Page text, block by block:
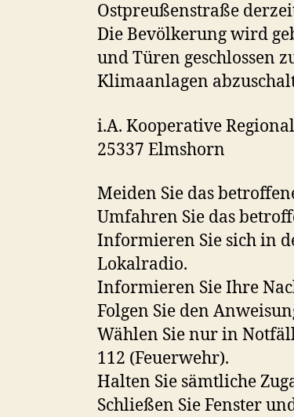
Ostpreußenstraße
Die Bevölkerung wird
und Türen geschlossen
Klimaanlagen
i.A. Kooperative
25337 Elmshorn
Meiden Sie das
Umfahren Sie das
Informieren Sie sich in
Lokalradio.
Informieren Sie Ihre
Folgen Sie den
Wählen Sie nur in
112 (Feuerwehr).
Halten Sie sämtliche
Schließen Sie Fenster